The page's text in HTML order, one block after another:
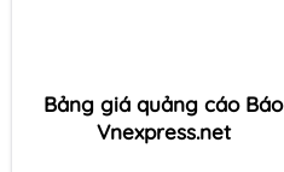
Bảng giá quảng cáo Báo
Vnexpress.net